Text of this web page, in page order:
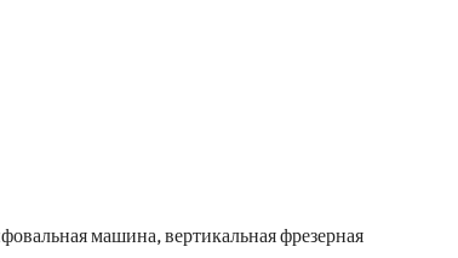
машина, вертикальная фрезерная